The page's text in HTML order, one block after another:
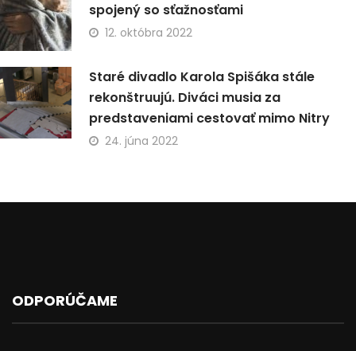
spojený so sťažnosťami
12. októbra 2022
Staré divadlo Karola Spišáka stále
rekonštruujú. Diváci musia za
predstaveniami cestovať mimo Nitry
24. júna 2022
ODPORÚČAME